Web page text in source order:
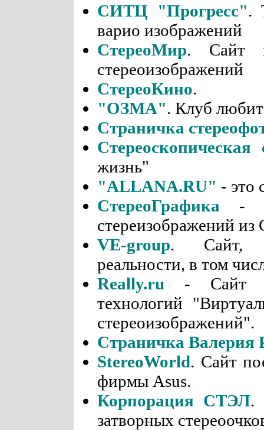
СИТЦ "Прогресс".
варио изображений
СтереоМир. Сайт
стереоизображений
СтереоКино.
"ОЗМА". Клуб
Страничка
Стереоскопическая
жизнь"
"ALLANA.RU" - это
СтереоГрафика -
стереизображений из
VE-group. Сайт,
реальности, в том
Really.ru - Сайт
технологий
стереоизображений".
Страничка Валерия
StereoWorld. Cайт
фирмы Asus.
Корпорация СТЭЛ.
затворных